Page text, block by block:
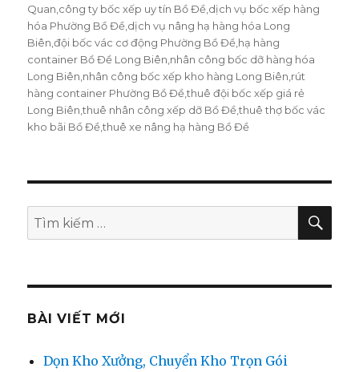
Quan công ty bốc xếp uy tín Bồ Đề dịch vụ bốc xếp hàng
hóa Phường Bồ Đề dịch vụ nâng hạ hàng hóa Long
Biên ,đội bốc vác cơ động Phường Bồ Đề hạ hàng
container Bồ Đề Long Biên nhân công bốc dỡ hàng hóa
Long Biên nhân công bốc xếp kho hàng Long Biên rút
hàng container Phường Bồ Đề,thuê đội bốc xếp giá rẻ
Long Biên ,thuê nhân công xếp dỡ Bồ Đề,thuê thợ bốc vác
kho bãi Bồ Đề,thuê xe nâng hạ hàng Bồ Đề
Tìm
kiếm:
TÌM
BÀI VIẾT MỚI
Dọn Kho Xưởng, Chuyển Kho Trọn Gói